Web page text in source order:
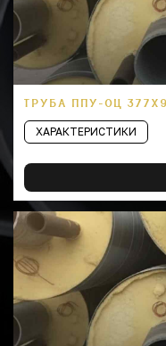
ТРУБА ППУ-ОЦ
ХАРАКТЕРИСТИКИ